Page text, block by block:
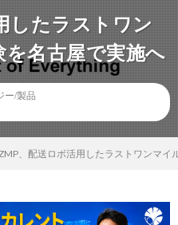
したラストワン
名古屋で実施へ
ー/製品
、配送ロボ活用したラストワンマイ